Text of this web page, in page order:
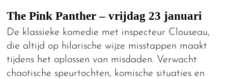
The Pink Panther – vrijdag 23 januari
De klassieke komedie met inspecteur Clouseau,
die altijd op hilarische wijze misstappen maakt
tijdens het oplossen van misdaden. Verwacht
chaotische speurtochten, komische situaties en